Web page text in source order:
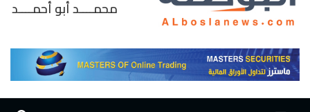
محمــــد أبو أحمــــد